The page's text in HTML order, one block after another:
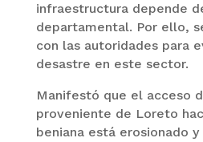
infraestructura depende
departamental. Por ello,
con las autoridades para
desastre en este sector.
Manifestó que el acceso
proveniente de Loreto
beniana está erosionado